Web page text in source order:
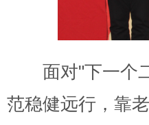
面对"下一个二
范稳健远行，靠